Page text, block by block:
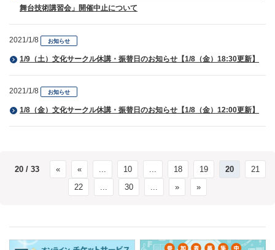
舞台技術講習会」開催中止について
2021/1/8 お知らせ
1/9（土）文化サークル休講・振替日のお知らせ【1/8（金）18:30更新】
2021/1/8 お知らせ
1/8（金）文化サークル休講・振替日のお知らせ【1/8（金）12:00更新】
20 / 33 « « ... 10 ... 18 19 20
21
22
... 30 ... » »